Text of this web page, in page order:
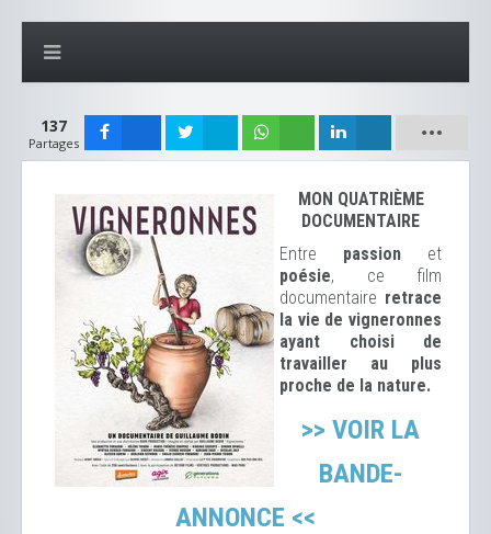
137
Partages
MON QUATRIÈME
DOCUMENTAIRE
Entre passion et
poésie, ce film
documentaire retrace
la vie de vigneronnes
ayant choisi de
travailler au plus
proche de la nature.
>> VOIR LA
BANDE-
ANNONCE <<